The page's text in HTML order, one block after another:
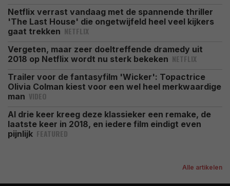
Netflix verrast vandaag met de spannende thriller
'The Last House' die ongetwijfeld heel veel kijkers
gaat trekken NETFLIX
Vergeten, maar zeer doeltreffende dramedy uit
2018 op Netflix wordt nu sterk bekeken NETFLIX
Trailer voor de fantasyfilm 'Wicker': Topactrice
Olivia Colman kiest voor een wel heel merkwaardige
man VIDEO
Al drie keer kreeg deze klassieker een remake, de
laatste keer in 2018, en iedere film eindigt even
pijnlijk FEATURED
Alle artikelen